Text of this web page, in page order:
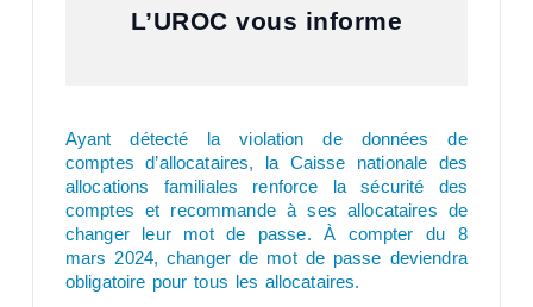
L’UROC vous informe
Ayant détecté la violation de données de
comptes d’allocataires, la Caisse nationale des
allocations familiales renforce la sécurité des
comptes et recommande à ses allocataires de
changer leur mot de passe. À compter du 8
mars 2024, changer de mot de passe deviendra
obligatoire pour tous les allocataires.